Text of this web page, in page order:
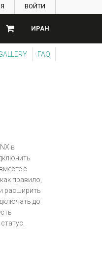
ВОЙТИ
ИРАН
FAQ
в
с
правило,
расширить
до